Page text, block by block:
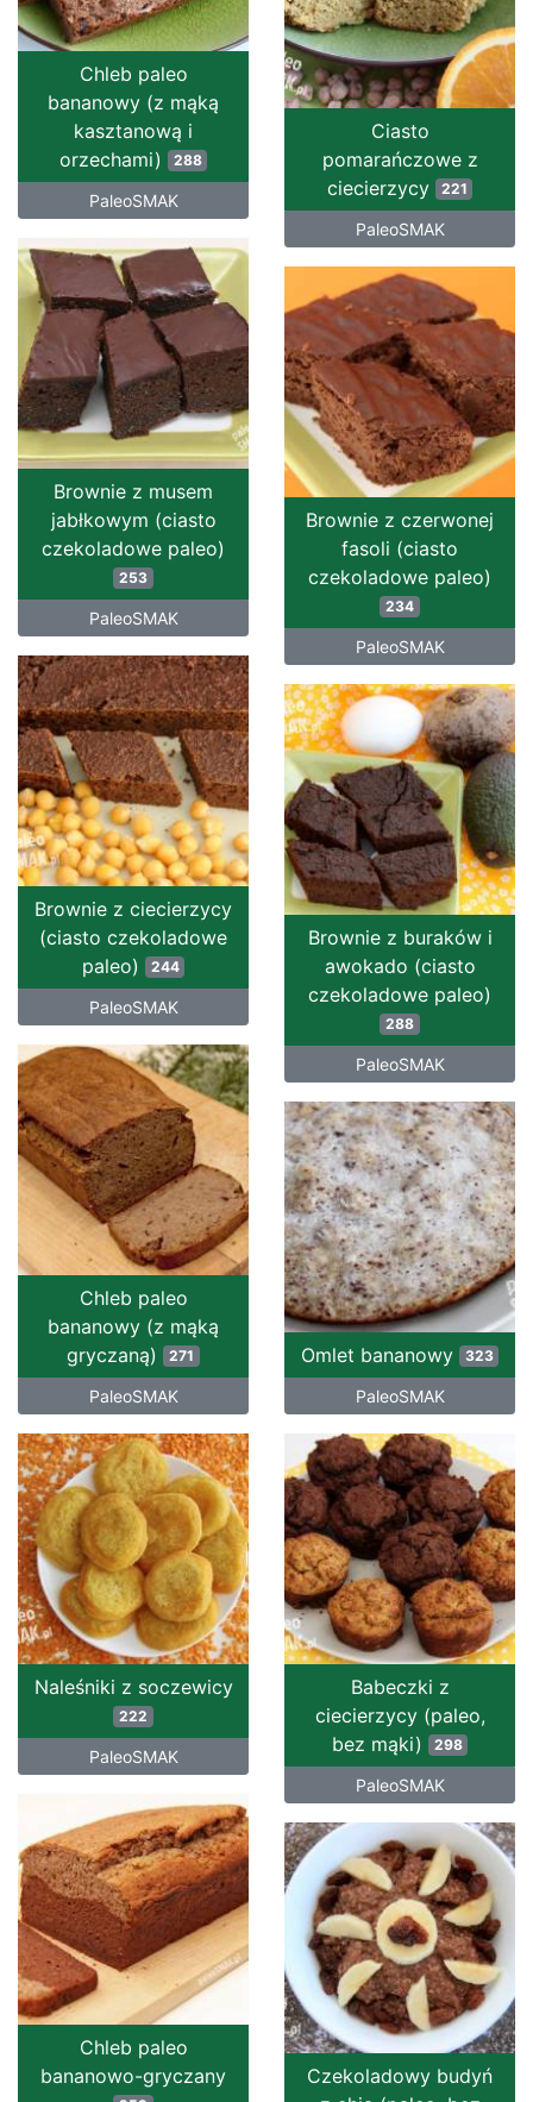
Chleb paleo
bananowy (z mąką
kasztanową i
orzechami)
288
PaleoSMAK
Ciasto
pomarańczowe z
ciecierzycy
221
PaleoSMAK
Brownie z musem
jabłkowym (ciasto
czekoladowe paleo)
253
PaleoSMAK
Brownie z czerwonej
fasoli (ciasto
czekoladowe paleo)
234
PaleoSMAK
Brownie z ciecierzycy
(ciasto czekoladowe
paleo)
244
PaleoSMAK
Brownie z buraków i
awokado (ciasto
czekoladowe paleo)
288
PaleoSMAK
Chleb paleo
bananowy (z mąką
gryczaną) 271
PaleoSMAK
Omlet bananowy 323
PaleoSMAK
Naleśniki z soczewicy
222
PaleoSMAK
Babeczki z
ciecierzycy (paleo,
bez mąki)
298
PaleoSMAK
Chleb paleo
bananowo-gryczany
Czekoladowy budyń